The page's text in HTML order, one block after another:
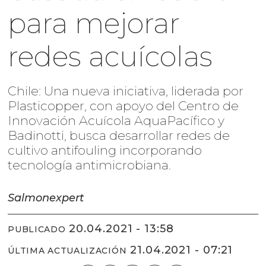
para mejorar
redes acuícolas
Chile: Una nueva iniciativa, liderada por
Plasticopper, con apoyo del Centro de
Innovación Acuícola AquaPacífico y
Badinotti, busca desarrollar redes de
cultivo antifouling incorporando
tecnología antimicrobiana.
Salmonexpert
PUBLICADO 20.04.2021 - 13:58
ÚLTIMA ACTUALIZACIÓN 21.04.2021 - 07:21